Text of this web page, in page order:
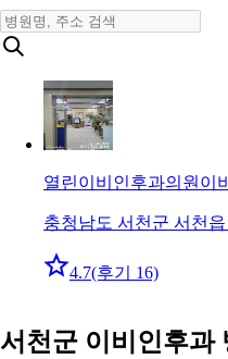
열린이비인후과의원 이
충청남도 서천군 서천
4.7(후기 16)
서천군 이비인후과